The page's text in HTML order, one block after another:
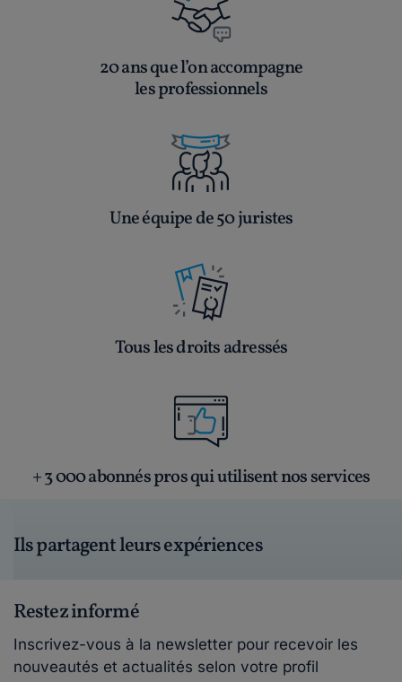
20 ans que l’on accompagne
les professionnels
Une équipe de 50 juristes
Tous les droits adressés
+ 3 000 abonnés pros qui utilisent nos services
Ils partagent leurs expériences
Restez informé
Inscrivez-vous à la newsletter pour recevoir les
nouveautés et actualités selon votre profil